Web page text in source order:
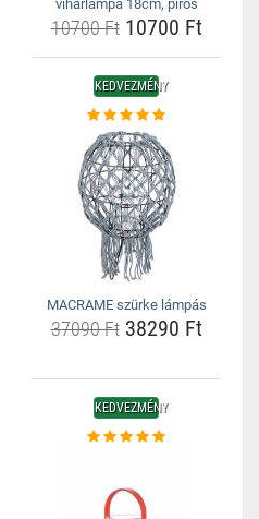
viharlámpa 18cm, piros
10700 Ft10700 Ft
KEDVEZMÉNY
MACRAME szürke lámpás
37090 Ft38290 Ft
KEDVEZMÉNY